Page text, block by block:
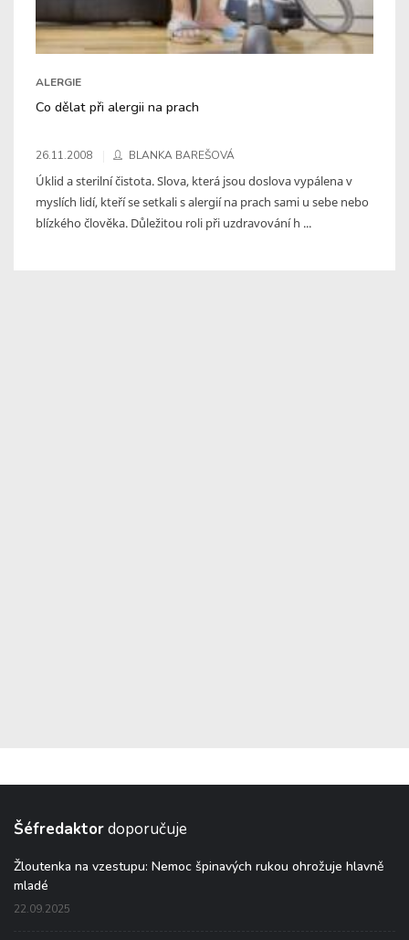
ALERGIE
Co dělat při alergii na prach
26.11.2008 BLANKA BAREŠOVÁ
Úklid a sterilní čistota. Slova, která jsou doslova vypálena v
myslích lidí, kteří se setkali s alergií na prach sami u sebe nebo
blízkého člověka. Důležitou roli při uzdravování h ...
Šéfredaktordoporučuje
Žloutenka na vzestupu: Nemoc špinavých rukou ohrožuje hlavně
mladé
22.09.2025